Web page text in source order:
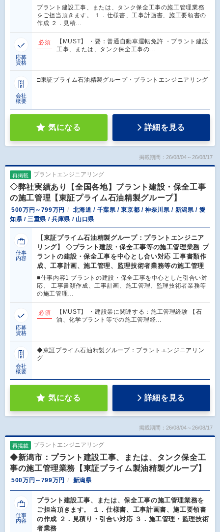
プラント建設工事、または、タンク保全工事の施工管理業務
をご担当頂きます。 １．仕様書、工事計画書、施工要領書の
作成 ２．見積…
応募
資格
必須
【MUST】 ・要：普通自動車運転免許 ・プラント建設
工事、または、タンク保全工事の…
会社
概要
□東証プライム石油精製グループ・プラントエンジニアリング
気になる 詳細を見る
掲載期間：26/08/04～26/08/17
再掲載 プラントエンジニアリング
◇弊社実績あり【全国各地】プラント建設・保全工事
の施工管理【東証プライム石油精製グループ】
500万円～799万円
北海道 / 千葉県 / 東京都 / 神奈川県 / 新潟県 / 愛
知県 / 三重県 / 兵庫県 / 山口県
仕事
内容
【東証プライム石油精製グループ：プラントエンジニア
リング】 ◇プラント建設・保全工事等の施工管理業務 プ
ラントの建設・保全工事を中心とし合い対応 工事書類作
成、工事計画、施工管理、監理技術者業務等の施工管理
■仕事内容1 プラントの建設・保全工事を中心とした引合い対
応、 工事書類作成、工事計画、施工管理、監理技術者業務等
の施工管理…
応募
資格
必須
【MUST】 ・建設業に関連する：施工管理経験 【石
油、化学プラント等での施工管理経…
会社
概要
◆東証プライム石油精製グループ：プラントエンジニアリン
グ
気になる 詳細を見る
掲載期間：26/08/04～26/08/17
再掲載 プラントエンジニアリング
◆新潟市：プラント建設工事、または、タンク保全工
事の施工管理業務【東証プライム製油精製グループ】
500万円～799万円 新潟県
仕事
内容
プラント建設工事、または、保全工事の施工管理業務を
ご担当頂きます。 １．仕様書、工事計画書、施工要領書
の作成 ２．見積り・引合い対応 ３．施工管理・監理技術
者業務